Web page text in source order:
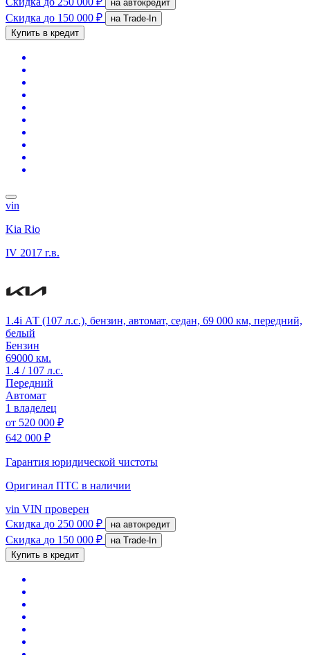
на автокредит
Скидка до 150 000 ₽
на Trade-In
Купить в кредит
vin
Kia Rio
IV 2017 г.в.
1.4i АТ (107 л.с.), бензин, автомат, седан, 69 000 км, передний,
белый
Бензин
69000 км.
1.4 / 107 л.с.
Передний
Автомат
1 владелец
от 520 000 ₽
642 000 ₽
Гарантия юридической чистоты
Оригинал ПТС в наличии
vin VIN проверен
Скидка до 250 000 ₽ на автокредит
Скидка до 150 000 ₽
на Trade-In
Купить в кредит